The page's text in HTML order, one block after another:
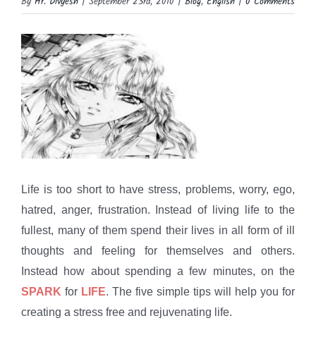
View
Larger
Image
Life is too short to have stress, problems, worry, ego,
hatred, anger, frustration. Instead of living life to the
fullest, many of them spend their lives in all form of ill
thoughts and feeling for themselves and others.
Instead how about spending a few minutes, on the
SPARK for LIFE. The five simple tips will help you for
creating a stress free and rejuvenating life.